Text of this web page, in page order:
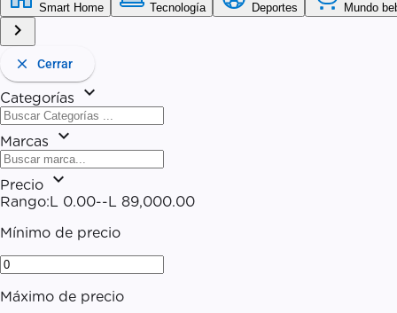
Smart Home Tecnología Deportes Mundo
chevron_right
close Cerrar
Categorías expand_more
Marcas expand_more
Precio expand_more
Rango:L 0.00--L 89,000.00
Mínimo de precio
Máximo de precio